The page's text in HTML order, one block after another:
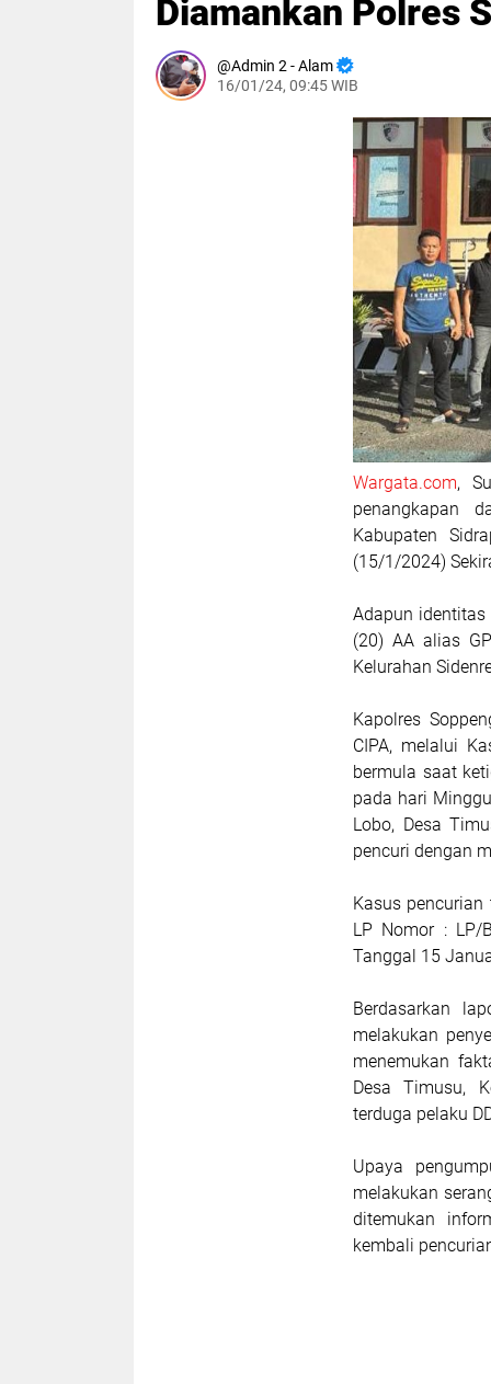
Diamankan Polres
Admin 2 - Alam
16/01/24, 09:45 WIB
Wargata.com,
penangkapan
Kabupaten
(15/1/2024)
Adapun
(20) AA alias
Kelurahan
Kapolres
CIPA, melalui
bermula saat
pada hari
Lobo, Desa
pencuri dengan
Kasus
LP Nomor : LP/
Tanggal 15
Berdasarkan
melakukan
menemukan
Desa Timusu,
terduga pelaku
Upaya
melakukan
ditemukan
kembali